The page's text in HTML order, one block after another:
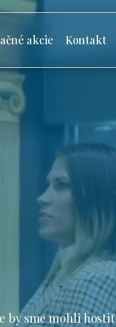
akcie Kontakt
by sme mohli hostiť